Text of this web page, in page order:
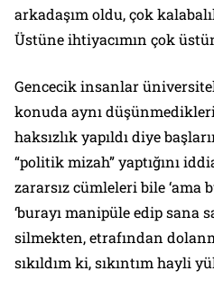
arkadaşım oldu, çok
Üstüne ihtiyacımın çok
Gencecik insanlar
konuda aynı
haksızlık yapıldı diye
“politik mizah” yaptığını
zararsız cümleleri bile ‘ama
‘burayı manipüle edip sana
silmekten, etrafından
sıkıldım ki, sıkıntım hayli